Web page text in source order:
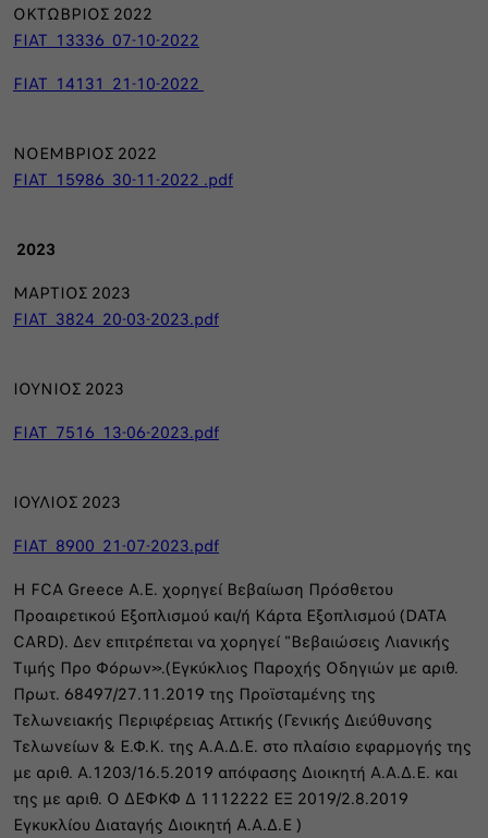
ΟΚΤΩΒΡΙΟΣ 2022
FIAT_13336_07-10-2022
FIAT_14131_21-10-2022
ΝΟΕΜΒΡΙΟΣ 2022
FIAT_15986_30-11-2022 .pdf
2023
ΜΑΡΤΙΟΣ 2023
FIAT_3824_20-03-2023.pdf
ΙΟΥΝΙΟΣ 2023
FIAT_7516_13-06-2023.pdf
ΙΟΥΛΙΟΣ 2023
FIAT_8900_21-07-2023.pdf
Η FCA Greece Α.Ε. χορηγεί Βεβαίωση Πρόσθετου
Προαιρετικού Εξοπλισμού και/ή Κάρτα Εξοπλισμού (DATA
CARD). Δεν επιτρέπεται να χορηγεί "Βεβαιώσεις Λιανικής
Τιμής Προ Φόρων».(Εγκύκλιος Παροχής Οδηγιών με αριθ.
Πρωτ. 68497/27.11.2019 της Προϊσταμένης της
Τελωνειακής Περιφέρειας Αττικής (Γενικής Διεύθυνσης
Τελωνείων & Ε.Φ.Κ. της Α.Α.Δ.Ε. στο πλαίσιο εφαρμογής της
με αριθ. Α.1203/16.5.2019 απόφασης Διοικητή Α.Α.Δ.Ε. και
της με αριθ. Ο ΔΕΦΚΦ Δ 1112222 ΕΞ 2019/2.8.2019
Εγκυκλίου Διαταγής Διοικητή Α.Α.Δ.Ε )